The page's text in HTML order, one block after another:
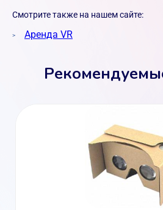
Смотрите также на нашем сайте:
Аренда VR